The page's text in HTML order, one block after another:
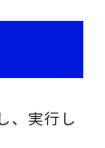
、実行し